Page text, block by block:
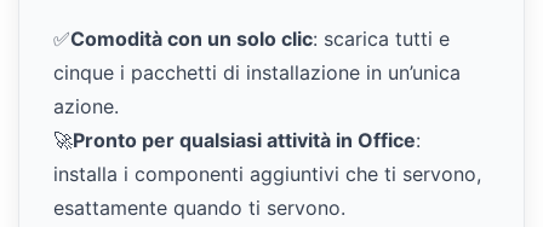
✅Comodità con un solo clic: scarica tutti e
cinque i pacchetti di installazione in un’unica
azione.
🚀Pronto per qualsiasi attività in Office:
installa i componenti aggiuntivi che ti servono,
esattamente quando ti servono.